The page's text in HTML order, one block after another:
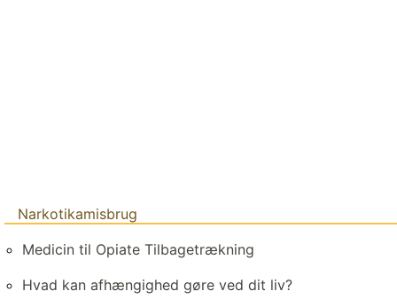
Narkotikamisbrug
Medicin til Opiate Tilbagetrækning
Hvad kan afhængighed gøre ved dit liv?